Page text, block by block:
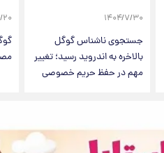
۱۴۰۴/۷/۳۰
جستجوی ناشناس گوگل
بالاخره به اندروید رسید؛ تغییر
مهم در حفظ حریم خصوصی